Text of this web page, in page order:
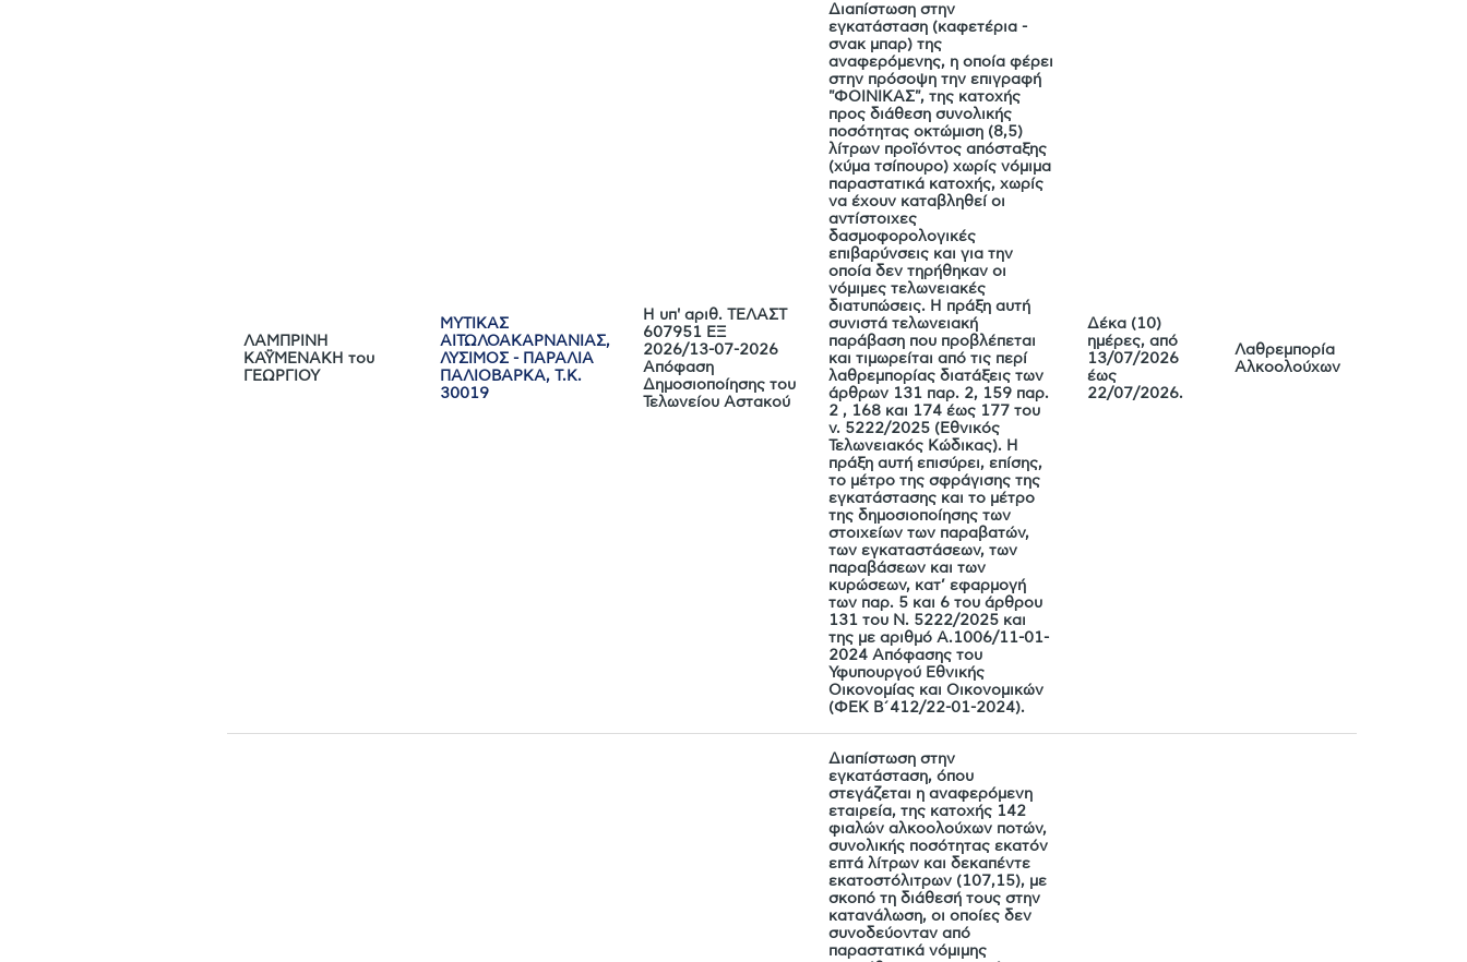
ΛΑΜΠΡΙΝΗ
ΚΑΫΜΕΝΑΚΗ του
ΓΕΩΡΓΙΟΥ
ΜΥΤΙΚΑΣ
ΑΙΤΩΛΟΑΚΑΡΝΑΝΙΑΣ,
ΛΥΣΙΜΟΣ - ΠΑΡΑΛΙΑ
ΠΑΛΙΟΒΑΡΚΑ, Τ.Κ.
30019
Η υπ' αριθ. ΤΕΛΑΣΤ
607951 ΕΞ
2026/13-07-2026
Απόφαση
Δημοσιοποίησης του
Τελωνείου Αστακού
Διαπίστωση στην
εγκατάσταση (καφετέρια -
σνακ μπαρ) της
αναφερόμενης, η οποία φέρει
στην πρόσοψη την επιγραφή
"ΦΟΙΝΙΚΑΣ", της κατοχής
προς διάθεση συνολικής
ποσότητας οκτώμιση (8,5)
λίτρων προϊόντος απόσταξης
(χύμα τσίπουρο) χωρίς νόμιμα
παραστατικά κατοχής, χωρίς
να έχουν καταβληθεί οι
αντίστοιχες
δασμοφορολογικές
επιβαρύνσεις και για την
οποία δεν τηρήθηκαν οι
νόμιμες τελωνειακές
διατυπώσεις. Η πράξη αυτή
συνιστά τελωνειακή
παράβαση που προβλέπεται
και τιμωρείται από τις περί
λαθρεμπορίας διατάξεις των
άρθρων 131 παρ. 2, 159 παρ.
2 , 168 και 174 έως 177 του
ν. 5222/2025 (Εθνικός
Τελωνειακός Κώδικας). Η
πράξη αυτή επισύρει, επίσης,
το μέτρο της σφράγισης της
εγκατάστασης και το μέτρο
της δημοσιοποίησης των
στοιχείων των παραβατών,
των εγκαταστάσεων, των
παραβάσεων και των
κυρώσεων, κατ’ εφαρμογή
των παρ. 5 και 6 του άρθρου
131 του Ν. 5222/2025 και
της με αριθμό Α.1006/11-01-
2024 Απόφασης του
Υφυπουργού Εθνικής
Οικονομίας και Οικονομικών
(ΦΕΚ Β΄412/22-01-2024).
Δέκα (10)
ημέρες, από
13/07/2026
έως
22/07/2026.
Λαθρεμπορία
Αλκοολούχων
Διαπίστωση στην
εγκατάσταση, όπου
στεγάζεται η αναφερόμενη
εταιρεία, της κατοχής 142
φιαλών αλκοολούχων ποτών,
συνολικής ποσότητας εκατόν
επτά λίτρων και δεκαπέντε
εκατοστόλιτρων (107,15), με
σκοπό τη διάθεσή τους στην
κατανάλωση, οι οποίες δεν
συνοδεύονταν από
παραστατικά νόμιμης